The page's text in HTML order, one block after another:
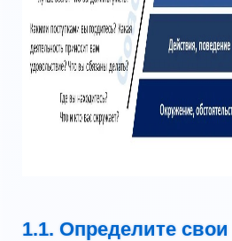
1.1. Определите